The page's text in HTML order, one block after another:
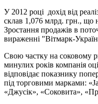
У 2012 році дохід від
склав 1,076 млрд. грн., що
Зростання продажів в
вираженні "Вітмарк-
Свою частку на соковому
минулих років компанія
відповідає показнику
під торговими марками:
«Джусік», «Соковита»,